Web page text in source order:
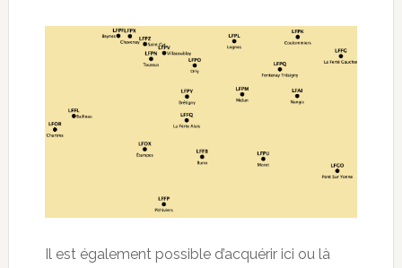
Il est également possible d’acquérir ici ou là